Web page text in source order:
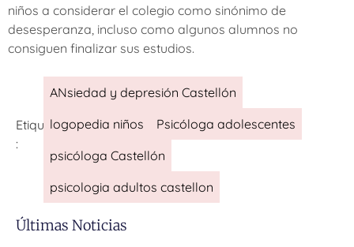
niños a considerar el colegio como sinónimo de
desesperanza, incluso como algunos alumnos no
consiguen finalizar sus estudios.
Etiquetas
:
ANsiedad y depresión Castellón
logopedia niños
Psicóloga adolescentes
psicóloga Castellón
psicologia adultos castellon
Últimas Noticias